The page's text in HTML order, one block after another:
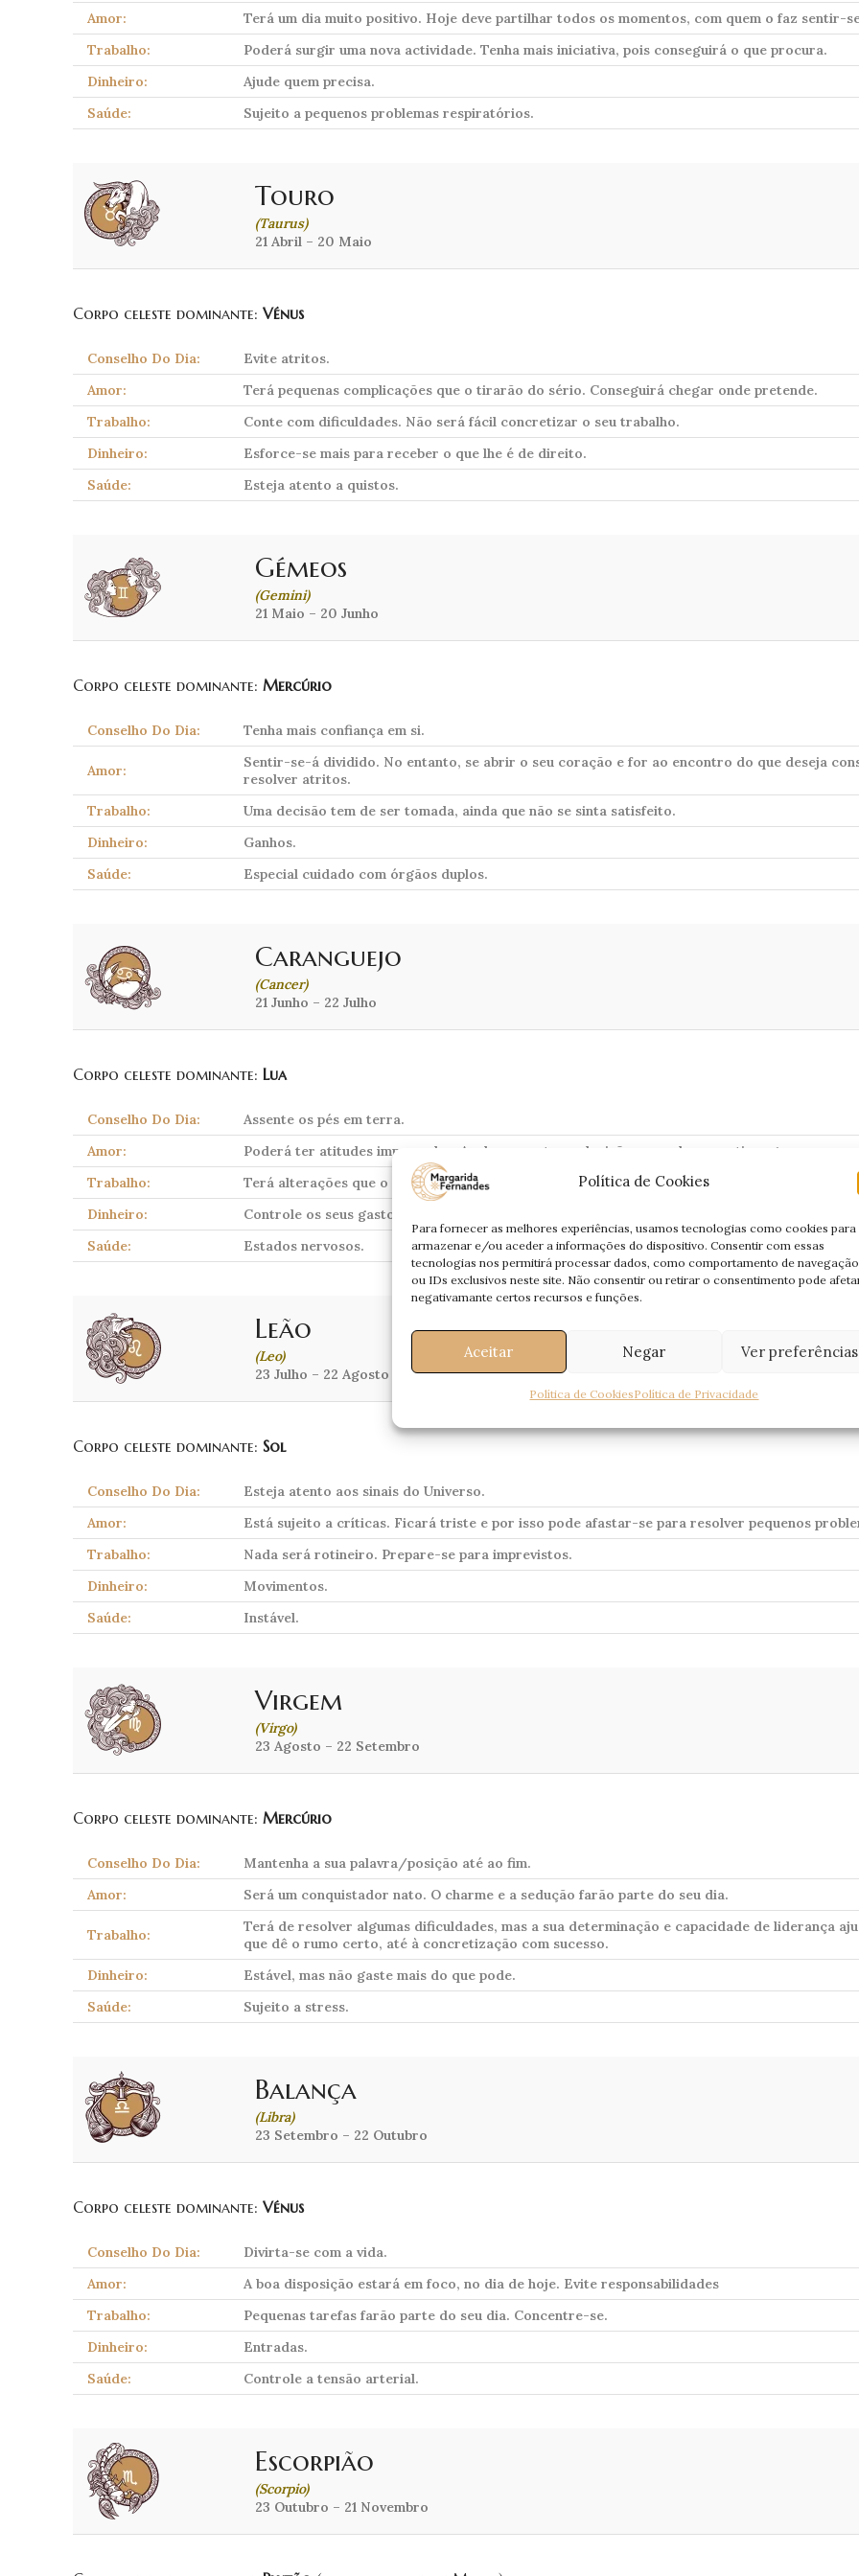
Política de Cookies
Para fornecer as melhores experiências, usamos tecnologias como cookies para
armazenar e/ou aceder a informações do dispositivo. Consentir com essas
tecnologias nos permitirá processar dados, como comportamento de navegação
ou IDs exclusivos neste site. Não consentir ou retirar o consentimento pode
negativamante certos recursos e funções.
Aceitar Negar Ver preferências
Política de CookiesPolítica de Privacidade
Amor:
Terá um dia muito positivo. Hoje deve partilhar todos os momentos, com quem o faz sentir-
Trabalho:
Poderá surgir uma nova actividade. Tenha mais iniciativa, pois conseguirá o que procura.
Dinheiro:
Ajude quem precisa.
Saúde:
Sujeito a pequenos problemas respiratórios.
Touro
(Taurus)
21 Abril – 20 Maio
Corpo celeste dominante: Vénus
Conselho Do Dia:
Evite atritos.
Amor:
Terá pequenas complicações que o tirarão do sério. Conseguirá chegar onde pretende.
Trabalho:
Conte com dificuldades. Não será fácil concretizar o seu trabalho.
Dinheiro:
Esforce-se mais para receber o que lhe é de direito.
Saúde:
Esteja atento a quistos.
Gémeos
(Gemini)
21 Maio – 20 Junho
Corpo celeste dominante: Mercúrio
Conselho Do Dia: Tenha mais confiança em si.
Amor:
Sentir-se-á dividido. No entanto, se abrir o seu coração e for ao encontro do que deseja
resolver atritos.
Trabalho:
Uma decisão tem de ser tomada, ainda que não se sinta satisfeito.
Dinheiro:
Ganhos.
Saúde:
Especial cuidado com órgãos duplos.
Caranguejo
(Cancer)
21 Junho – 22 Julho
Corpo celeste dominante: Lua
Conselho Do Dia:
Assente os pés em terra.
Amor:
Poderá ter atitudes impensadas. Acalme-se e tome decisões quando se sentir seguro.
Trabalho:
Terá alterações que o deixarão aborrecido. Adapte-se a novas funções.
Dinheiro:
Controle os seus gastos.
Saúde:
Estados nervosos.
Leão
(Leo)
23 Julho – 22 Agosto
Corpo celeste dominante: Sol
Conselho Do Dia:
Esteja atento aos sinais do Universo.
Amor:
Está sujeito a críticas. Ficará triste e por isso pode afastar-se para resolver pequenos
Trabalho:
Nada será rotineiro. Prepare-se para imprevistos.
Dinheiro:
Movimentos.
Saúde:
Instável.
Virgem
(Virgo)
23 Agosto – 22 Setembro
Corpo celeste dominante: Mercúrio
Conselho Do Dia:
Mantenha a sua palavra/posição até ao fim.
Amor:
Será um conquistador nato. O charme e a sedução farão parte do seu dia.
Trabalho:
Terá de resolver algumas dificuldades, mas a sua determinação e capacidade de liderança
que dê o rumo certo, até à concretização com sucesso.
Dinheiro:
Estável, mas não gaste mais do que pode.
Saúde:
Sujeito a stress.
Balança
(Libra)
23 Setembro – 22 Outubro
Corpo celeste dominante: Vénus
Conselho Do Dia:
Divirta-se com a vida.
Amor:
A boa disposição estará em foco, no dia de hoje. Evite responsabilidades
Trabalho:
Pequenas tarefas farão parte do seu dia. Concentre-se.
Dinheiro:
Entradas.
Saúde:
Controle a tensão arterial.
Escorpião
(Scorpio)
23 Outubro – 21 Novembro